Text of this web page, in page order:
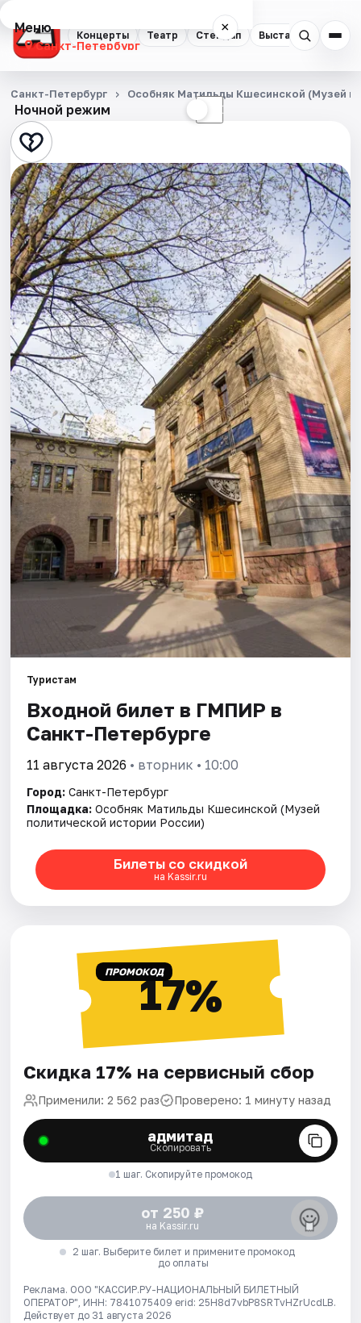
Концерты Театр Стендап Выставки
Меню ×
Санкт-Петербург
Концерты
Театр
Стендап
Выставки
Квесты
Экскурсии
Спорт
События
Города
Площадки
Артисты
Рейтинги
Ночной режим ☾
Санкт-Петербург Особняк Матильды Кшесинской (Музей
Туристам
Входной билет в ГМПИР в
Санкт-Петербурге
11 августа 2026 • вторник • 10:00
Город: Санкт-Петербург
Площадка: Особняк Матильды Кшесинской (Музей
политической истории России)
Билеты со скидкой
на Kassir.ru
ПРОМОКОД17%
Скидка 17% на сервисный сбор
Применили: 2 562 раз Проверено: 1 минуту назад
адмитад
Скопировать
1 шаг. Скопируйте промокод
от 250 ₽
на Kassir.ru
2 шаг. Выберите билет и примените промокод
до оплаты
Реклама. ООО "КАССИР.РУ-НАЦИОНАЛЬНЫЙ БИЛЕТНЫЙ
ОПЕРАТОР", ИНН: 7841075409 erid: 25H8d7vbP8SRTvHZrUcdLB.
Действует до 31 августа 2026